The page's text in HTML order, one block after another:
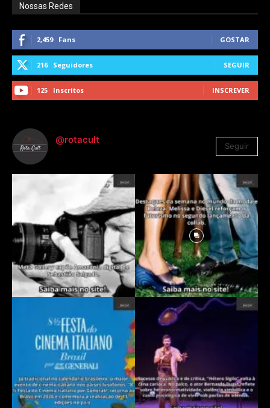
Nossas Redes
2,459 Fans GOSTAR
216 Seguidores SEGUIR
125 Inscritos INSCREVER
@rotacult
Seguir